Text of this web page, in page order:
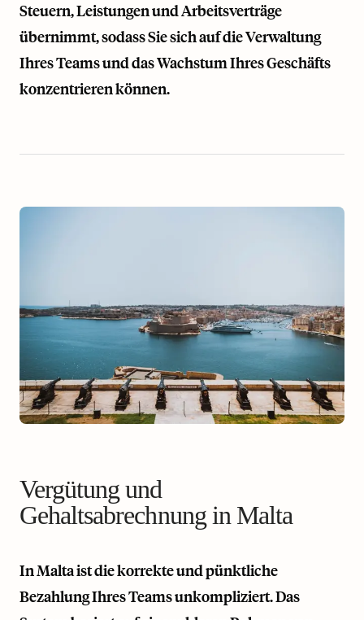
Steuern, Leistungen und Arbeitsverträge
übernimmt, sodass Sie sich auf die Verwaltung
Ihres Teams und das Wachstum Ihres Geschäfts
konzentrieren können.
Vergütung und
Gehaltsabrechnung in Malta
In Malta ist die korrekte und pünktliche
Bezahlung Ihres Teams unkompliziert. Das